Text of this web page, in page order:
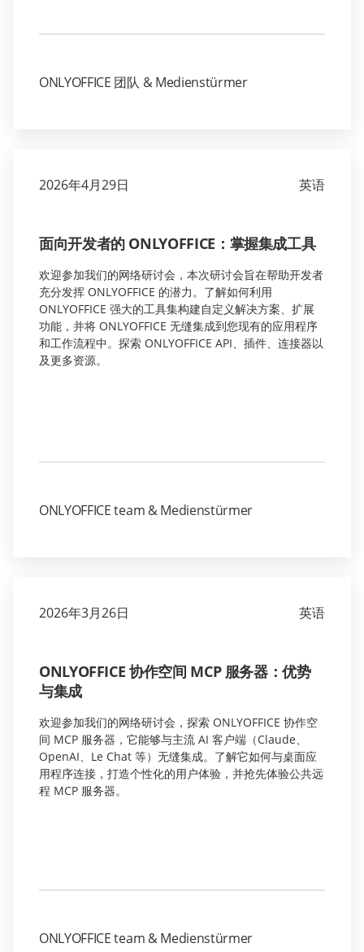
ONLYOFFICE 团队 & Medienstürmer
2026年4月29日 英语
面向开发者的 ONLYOFFICE：掌握集成工具
欢迎参加我们的网络研讨会，本次研讨会旨在帮助开发者
充分发挥 ONLYOFFICE 的潜力。了解如何利用
ONLYOFFICE 强大的工具集构建自定义解决方案、扩展
功能，并将 ONLYOFFICE 无缝集成到您现有的应用程序
和工作流程中。探索 ONLYOFFICE API、插件、连接器以
及更多资源。
ONLYOFFICE team & Medienstürmer
2026年3月26日 英语
ONLYOFFICE 协作空间 MCP 服务器：优势
与集成
欢迎参加我们的网络研讨会，探索 ONLYOFFICE 协作空
间 MCP 服务器，它能够与主流 AI 客户端（Claude、
OpenAI、Le Chat 等）无缝集成。了解它如何与桌面应
用程序连接，打造个性化的用户体验，并抢先体验公共远
程 MCP 服务器。
ONLYOFFICE team & Medienstürmer